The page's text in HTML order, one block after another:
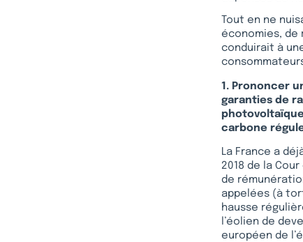
Tout en ne
économies, de
conduirait à
1. Prononcer
garanties de
carbone
La France a
2018 de la
de
appelées (à
hausse
l’éolien de
européen de